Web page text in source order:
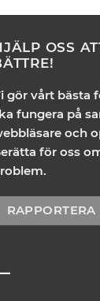
OSS
gör vårt bästa
fungera på
och
för oss
RAPPORTERA